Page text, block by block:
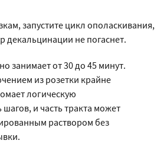
запустите цикл ополаскивания,
декальцинации не погаснет.
занимает от 30 до 45 минут.
из розетки крайне
логическую
и часть тракта может
раствором без